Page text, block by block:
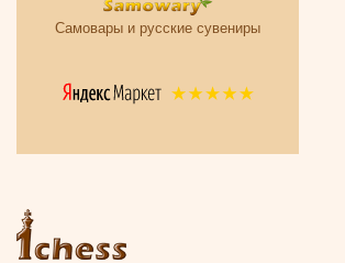
Самовары и русские сувениры